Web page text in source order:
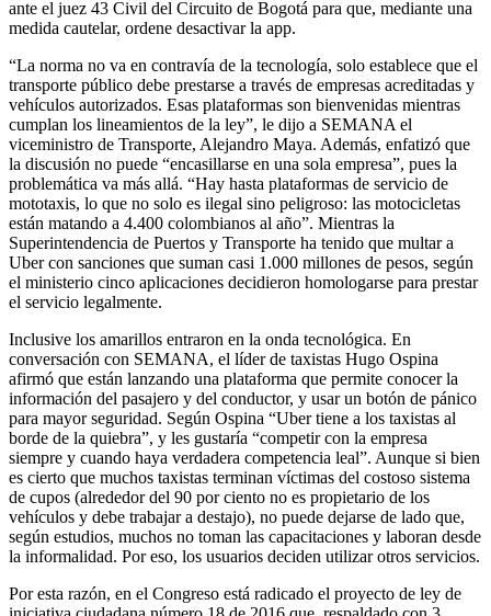
ante el juez 43 Civil del Circuito de Bogotá para que, mediante una
medida cautelar, ordene desactivar la app.
“La norma no va en contravía de la tecnología, solo establece que el
transporte público debe prestarse a través de empresas acreditadas y
vehículos autorizados. Esas plataformas son bienvenidas mientras
cumplan los lineamientos de la ley”, le dijo a SEMANA el
viceministro de Transporte, Alejandro Maya. Además, enfatizó que
la discusión no puede “encasillarse en una sola empresa”, pues la
problemática va más allá. “Hay hasta plataformas de servicio de
mototaxis, lo que no solo es ilegal sino peligroso: las motocicletas
están matando a 4.400 colombianos al año”. Mientras la
Superintendencia de Puertos y Transporte ha tenido que multar a
Uber con sanciones que suman casi 1.000 millones de pesos, según
el ministerio cinco aplicaciones decidieron homologarse para prestar
el servicio legalmente.
Inclusive los amarillos entraron en la onda tecnológica. En
conversación con SEMANA, el líder de taxistas Hugo Ospina
afirmó que están lanzando una plataforma que permite conocer la
información del pasajero y del conductor, y usar un botón de pánico
para mayor seguridad. Según Ospina “Uber tiene a los taxistas al
borde de la quiebra”, y les gustaría “competir con la empresa
siempre y cuando haya verdadera competencia leal”. Aunque si bien
es cierto que muchos taxistas terminan víctimas del costoso sistema
de cupos (alrededor del 90 por ciento no es propietario de los
vehículos y debe trabajar a destajo), no puede dejarse de lado que,
según estudios, muchos no toman las capacitaciones y laboran desde
la informalidad. Por eso, los usuarios deciden utilizar otros servicios.
Por esta razón, en el Congreso está radicado el proyecto de ley de